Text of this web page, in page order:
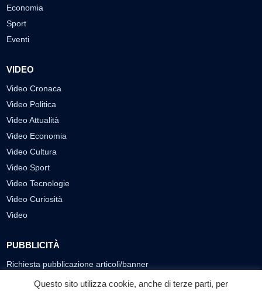
Economia
Sport
Eventi
VIDEO
Video Cronaca
Video Politica
Video Attualità
Video Economia
Video Cultura
Video Sport
Video Tecnologie
Video Curiosità
Video
PUBBLICITÀ
Richiesta pubblicazione articoli/banner
SEGUICI SUI SOCIAL
Questo sito utilizza cookie, anche di terze parti, per